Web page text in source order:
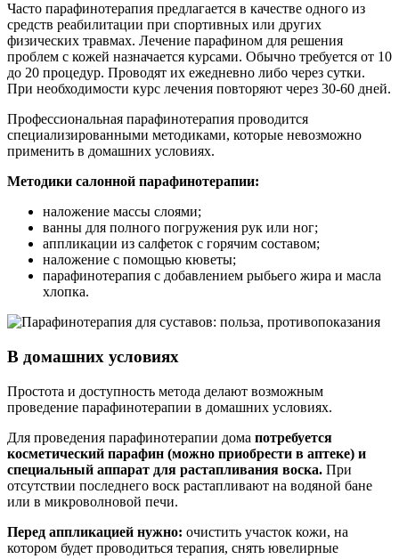
Часто парафинотерапия предлагается в качестве одного из
средств реабилитации при спортивных или других
физических травмах. Лечение парафином для решения
проблем с кожей назначается курсами. Обычно требуется от 10
до 20 процедур. Проводят их ежедневно либо через сутки.
При необходимости курс лечения повторяют через 30-60 дней.
Профессиональная парафинотерапия проводится
специализированными методиками, которые невозможно
применить в домашних условиях.
Методики салонной парафинотерапии:
наложение массы слоями;
ванны для полного погружения рук или ног;
аппликации из салфеток с горячим составом;
наложение с помощью кюветы;
парафинотерапия с добавлением рыбьего жира и масла
хлопка.
В домашних условиях
Простота и доступность метода делают возможным
проведение парафинотерапии в домашних условиях.
Для проведения парафинотерапии дома потребуется
косметический парафин (можно приобрести в аптеке) и
специальный аппарат для растапливания воска. При
отсутствии последнего воск растапливают на водяной бане
или в микроволновой печи.
Перед аппликацией нужно: очистить участок кожи, на
котором будет проводиться терапия, снять ювелирные